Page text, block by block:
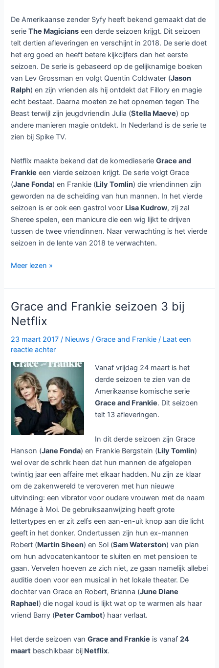
De Amerikaanse zender Syfy heeft bekend gemaakt dat de
serieThe Magicians een derde seizoen krijgt. Dit seizoen
telt dertien afleveringen en verschijnt in 2018. De serie doet
het erg goed en heeft betere kijkcijfers dan het eerste
seizoen. De serie is gebaseerd op de gelijknamige boeken
van Lev Grossman en volgt Quentin Coldwater (Jason
Ralph) en zijn vrienden als hij ontdekt dat Fillory en magie
echt bestaat. Daarna moeten ze het opnemen tegen The
Beast terwijl zijn jeugdvriendin Julia (Stella Maeve) op
andere manieren magie ontdekt. In Nederland is de serie te
zien bij Spike TV.
Netflix maakte bekend dat de komedieserieGrace and
Frankie een vierde seizoen krijgt. De serie volgt Grace
(Jane Fonda) en Frankie (Lily Tomlin) die vriendinnen zijn
geworden na de scheiding van hun mannen. In het vierde
seizoen is er ook een gastrol voor Lisa Kudrow, zij zal
Sheree spelen, een manicure die een wig lijkt te drijven
tussen de twee vriendinnen. Naar verwachting is het vierde
seizoen in de lente van 2018 te verwachten.
The
en
The
Magicians
krijgen
seizoen
3,
Frankie
seizoen
Meer lezen »
Grace and Frankie seizoen 3 bij
Netflix
23 maart 2017/ Nieuws /Grace and Frankie / Laat een
reactie achter
Vanaf vrijdag 24 maart is het
derde seizoen te zien van de
Amerikaanse komische serie
Grace and Frankie. Dit seizoen
telt 13 afleveringen.
In dit derde seizoen zijn Grace
Hanson (Jane Fonda) en Frankie Bergstein (Lily Tomlin)
wel over de schrik heen dat hun mannen de afgelopen
twintig jaar een affaire met elkaar hadden. Nu zijn ze klaar
om de zakenwereld te veroveren met hun nieuwe
uitvinding: een vibrator voor oudere vrouwen met de naam
Ménage à Moi. De gebruiksaanwijzing heeft grote
lettertypes en er zit zelfs een aan-en-uit knop aan die licht
geeft in het donker. Ondertussen zijn hun ex-mannen
Robert (Martin Sheen) en Sol (Sam Waterston) van plan
om hun advocatenkantoor te sluiten en met pensioen te
gaan. Vervelen hoeven ze zich niet, ze gaan namelijk allebei
auditie doen voor een musical in het lokale theater. De
dochter van Grace en Robert, Brianna (June Diane
Raphael) die nogal koud is lijkt wat op te warmen als haar
vriend Barry (Peter Cambot) haar verlaat.
Het derde seizoen vanGrace and Frankie is vanaf24
maart beschikbaar bij Netflix.